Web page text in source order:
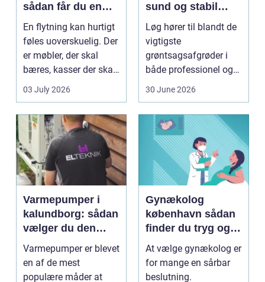
sådan får du en
tryg og effektiv
flytning
En flytning kan hurtigt
føles uoverskuelig. Der
er møbler, der skal
bæres, kasser der skal
pakkes, o...
03 July 2026
sund og stabil
løgavl
Løg hører til blandt de
vigtigste
grøntsagsafgrøder i
både professionel og
hobbybaseret
30 June 2026
Varmepumper i
kalundborg: sådan
vælger du den
rigtige løsning
Varmepumper er blevet
en af de mest
populære måder at
Gynækolog
københavn sådan
finder du tryg og
professionel hjælp
At vælge gynækolog er
for mange en sårbar
beslutning.